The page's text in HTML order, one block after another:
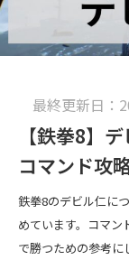
最終更新日：
【鉄拳8】
コマンド攻
鉄拳8のデビル仁に
めています。コマン
で勝つための参考に